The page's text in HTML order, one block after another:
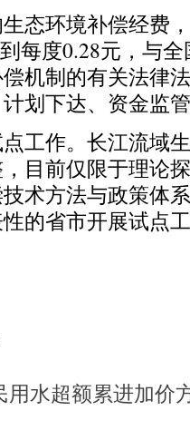
环境补偿经费
每度0.28元，与
机制的有关法律
划下达、资金监
作。长江流域
目前仅限于理论
术方法与政策体
的省市开展试点
用水超额累进加价